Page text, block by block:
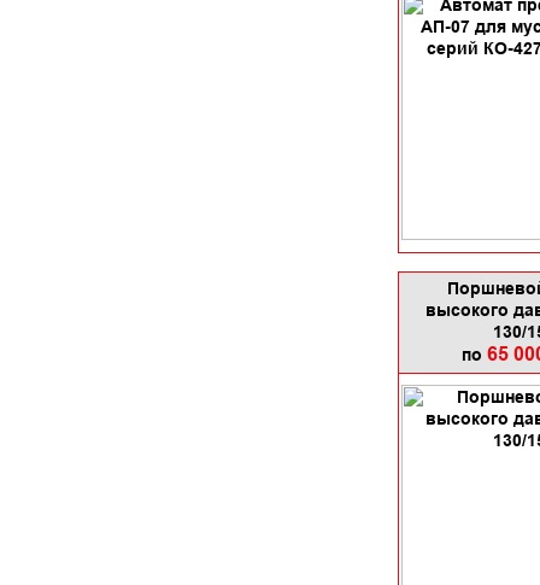
высокого
130/
по 65